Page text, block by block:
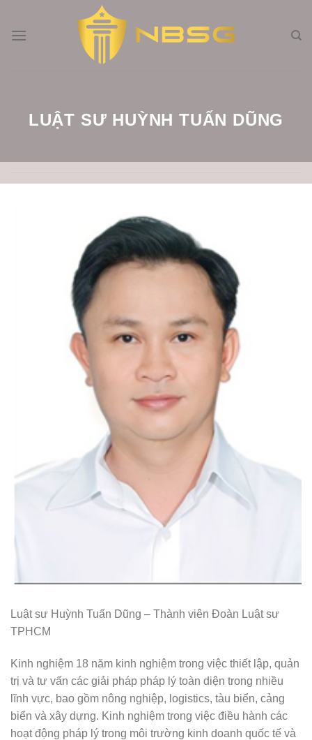
content
LUẬT SƯ HUỲNH TUẤN DŨNG
Luật sư Huỳnh Tuấn Dũng – Thành viên Đoàn Luật sư
TPHCM
Kinh nghiệm 18 năm kinh nghiệm trong việc thiết lập, quản
trị và tư vấn các giải pháp pháp lý toàn diện trong nhiều
lĩnh vực, bao gồm nông nghiệp, logistics, tàu biển, cảng
biển và xây dựng. Kinh nghiệm trong việc điều hành các
hoạt động pháp lý trong môi trường kinh doanh quốc tế và